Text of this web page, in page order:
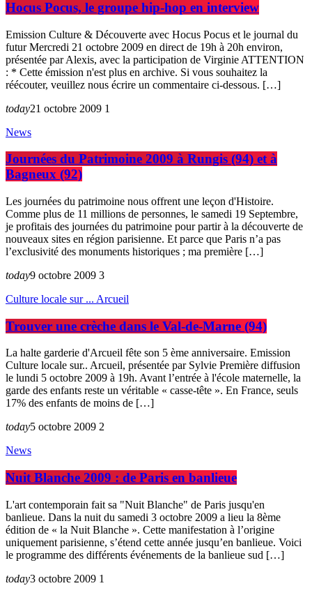
Hocus Pocus, le groupe hip-hop en interview
Emission Culture & Découverte avec Hocus Pocus et le journal du
futur Mercredi 21 octobre 2009 en direct de 19h à 20h environ,
présentée par Alexis, avec la participation de Virginie ATTENTION
: * Cette émission n'est plus en archive. Si vous souhaitez la
réécouter, veuillez nous écrire un commentaire ci-dessous. […]
today21 octobre 2009 1
News
Journées du Patrimoine 2009 à Rungis (94) et à
Bagneux (92)
Les journées du patrimoine nous offrent une leçon d'Histoire.
Comme plus de 11 millions de personnes, le samedi 19 Septembre,
je profitais des journées du patrimoine pour partir à la découverte de
nouveaux sites en région parisienne. Et parce que Paris n’a pas
l’exclusivité des monuments historiques ; ma première […]
today9 octobre 2009 3
Culture locale sur ... Arcueil
Trouver une crèche dans le Val-de-Marne (94)
La halte garderie d'Arcueil fête son 5 ème anniversaire. Emission
Culture locale sur.. Arcueil, présentée par Sylvie Première diffusion
le lundi 5 octobre 2009 à 19h. Avant l’entrée à l'école maternelle, la
garde des enfants reste un véritable « casse-tête ». En France, seuls
17% des enfants de moins de […]
today5 octobre 2009 2
News
Nuit Blanche 2009 : de Paris en banlieue
L'art contemporain fait sa "Nuit Blanche" de Paris jusqu'en
banlieue. Dans la nuit du samedi 3 octobre 2009 a lieu la 8ème
édition de « la Nuit Blanche ». Cette manifestation à l’origine
uniquement parisienne, s’étend cette année jusqu’en banlieue. Voici
le programme des différents événements de la banlieue sud […]
today3 octobre 2009 1